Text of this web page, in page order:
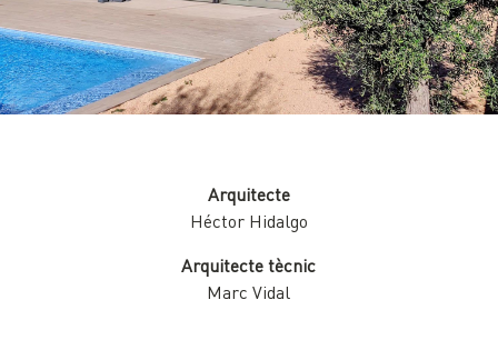
Arquitecte
Héctor Hidalgo
Arquitecte tècnic
Marc Vidal